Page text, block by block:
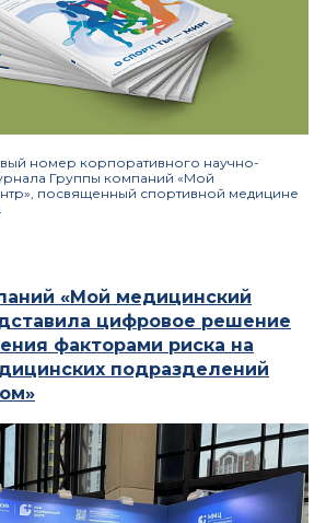
номер корпоративного научно-
Группы компаний «Мой
посвященный спортивной медицине
«Мой медицинский
цифровое решение
факторами риска на
подразделений